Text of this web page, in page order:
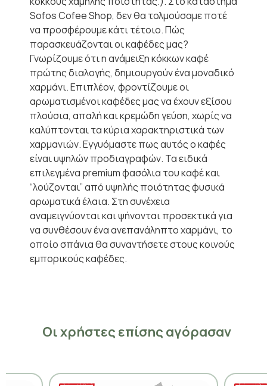
Sofos Cofee Shop, δεν θα τολμούσαμε ποτέ
να προσφέρουμε κάτι τέτοιο. Πώς
παρασκευάζονται οι καφέδες μας?
Γνωρίζουμε ότι η ανάμειξη κόκκων καφέ
πρώτης διαλογής, δημιουργούν ένα μοναδικό
χαρμάνι. Επιπλέον, φροντίζουμε οι
αρωματισμένοι καφέδες μας να έχουν εξίσου
πλούσια, απαλή και κρεμώδη γεύση, χωρίς να
καλύπτονται τα κύρια χαρακτηριστικά των
χαρμανιών. Εγγυόμαστε πως αυτός ο καφές
είναι υψηλών προδιαγραφών. Τα ειδικά
επιλεγμένα premium φασόλια του καφέ και
“λούζονται” από υψηλής ποιότητας φυσικά
αρωματικά έλαια. Στη συνέχεια
αναμειγνύονται και ψήνονται προσεκτικά για
να συνθέσουν ένα ανεπανάληπτο χαρμάνι, το
οποίο σπάνια θα συναντήσετε στους κοινούς
εμπορικούς καφέδες.
Οι χρήστες επίσης αγόρασαν